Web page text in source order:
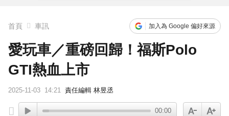
首頁 車訊 加入為 Google 偏好來源
愛玩車／重磅回歸！福斯Polo
GTI熱血上市
2025-11-03 14:21 責任編輯 林昱丞
00:00